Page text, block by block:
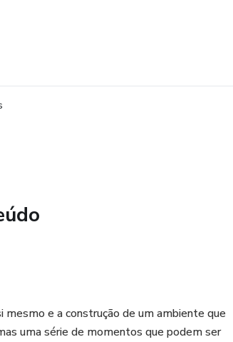
e a construção de um ambiente que
uma série de momentos que podem ser